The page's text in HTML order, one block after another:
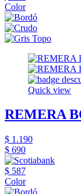
Color
Quick view
REMERA
$ 1.190
$ 690
$ 587
Color